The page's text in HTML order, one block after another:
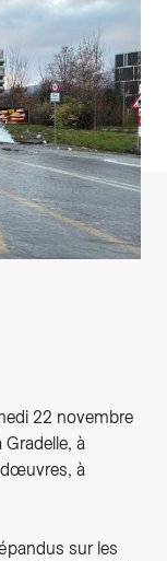
22 novembre
Gradelle, à
à
sur les